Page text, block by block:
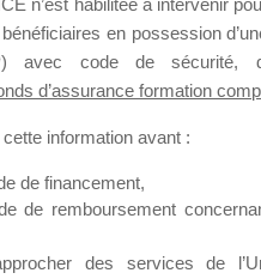
répondre à l’Appel
est possible de laisser un
ce groupe
en possession
avec code de
d’assurance formation
information avant :
de financement,
de remboursement
des services de